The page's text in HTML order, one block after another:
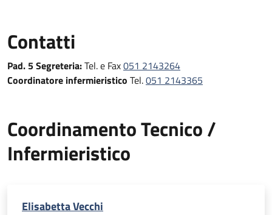
Fornisce prestazioni endoscopiche diagnostiche e terapeutiche
in urgenza, in elezione e follow-up
Contatti
Pad. 5 Segreteria:Tel. e Fax051 2143264
Coordinatore infermieristico Tel.051 2143365
Coordinamento Tecnico /
Infermieristico
Elisabetta Vecchi